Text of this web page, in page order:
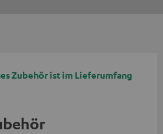
Zubehör ist im Lieferumfang